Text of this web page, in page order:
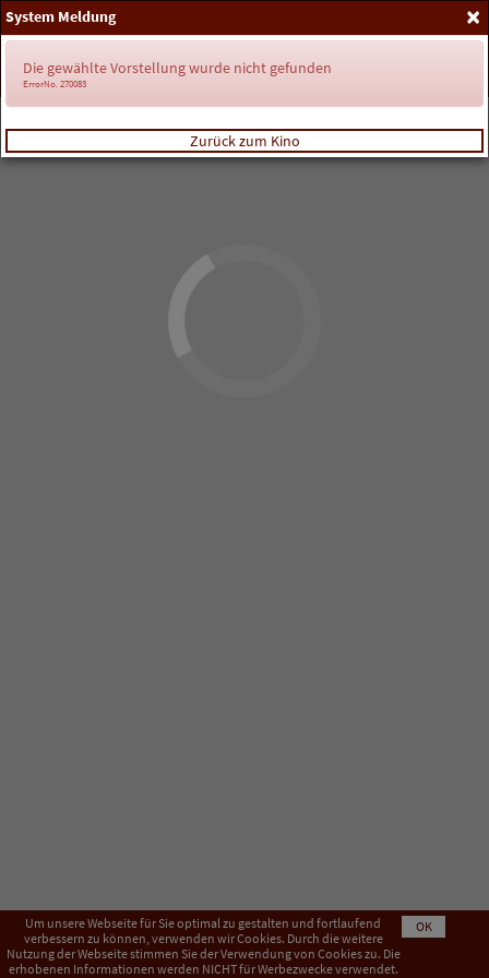
Anmelden
Um unsere Webseite für Sie optimal zu gestalten und fortlaufend
verbessern zu können, verwenden wir Cookies. Durch die weitere
Nutzung der Webseite stimmen Sie der Verwendung von Cookies zu. Die
erhobenen Informationen werden NICHT für Werbezwecke verwendet.
OK
×
System Meldung
Die gewählte Vorstellung wurde nicht gefunden
ErrorNo. 270083
Zurück zum Kino
Impressum AGB Datenschutzerklärung